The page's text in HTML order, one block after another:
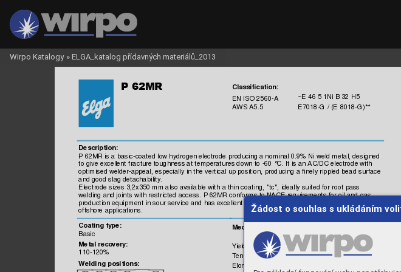
Žádost o souhlas s ukládáním
 Classification:
EN ISO 2560-A ~E 46 5 1Ni B 32 H5
AWS A5.5 E7018-G / (E 8018-G)**
Description:
P 62MR is a basic-coated low hydrogen electrode producing a nominal 0.9% Ni weld metal, designed
to give excellent fracture toughness at temperatures down to -60 °C. It is an AC/DC electrode with
optim ised welder-appeal, especiall y in the vertical up position, producing a finely rippled bead surface
and good sl ag detachabi lity.
Electrode sizes 3,2x350 mm also available with a thin coating, "tc", ideal ly suited for root pass
welding and joints with restricted access. P 62MR conforms to NACE requirements for oil and gas
production equipment in sour service and has excellent CTOD values,
offshore applications.
Coating type:
Basic
Metal recovery:
110-120%
Welding positions:
Mechani
Typical
Yield s
trength, Re:
530 MPa
Tensile
Strength, Rm: 610 MPa
Elongation,
Wirpo Katalogy » ELGA_katalog přídavných materiálů_2013